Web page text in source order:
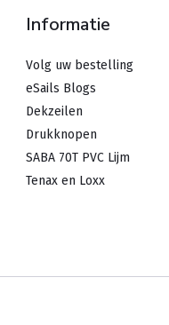
Informatie
Volg uw bestelling
eSails Blogs
Dekzeilen
Drukknopen
SABA 70T PVC Lijm
Tenax en Loxx